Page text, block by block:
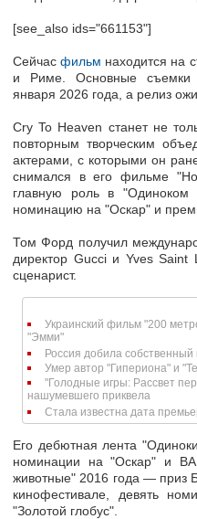
[see_also ids="661153"]
Сейчасфильм находится на
и Риме. Основные съемки
января 2026 года, а релиз
Cry To Heaven станет не
повторным творческим
актерами, с которыми он
снимался в его фильме
главную роль в "Одиноком
номинацию на "Оскар" и
Том Форд получил
директор Gucci и Yves Saint
сценарист.
Украинский фильм "200
"Эмми"
Россия добила
Умер автор "Гипериона" и
"Голодные игры: Рассвет
нашумевшего приквела
Стала известна дата
Его дебютная лента
номинации на "Оскар" и
животные" 2016 года — приз
кинофестивале, девять
"Золотой глобус".